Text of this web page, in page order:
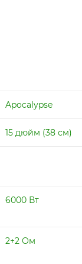
Apocalypse
15 дюйм (38 см)
6000 Вт
2+2 Ом